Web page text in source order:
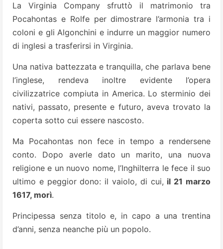
La Virginia Company sfruttò il matrimonio tra
Pocahontas e Rolfe per dimostrare l’armonia tra i
coloni e gli Algonchini e indurre un maggior numero
di inglesi a trasferirsi in Virginia.
Una nativa battezzata e tranquilla, che parlava bene
l’inglese, rendeva inoltre evidente l’opera
civilizzatrice compiuta in America. Lo sterminio dei
nativi, passato, presente e futuro, aveva trovato la
coperta sotto cui essere nascosto.
Ma Pocahontas non fece in tempo a rendersene
conto. Dopo averle dato un marito, una nuova
religione e un nuovo nome, l’Inghilterra le fece il suo
ultimo e peggior dono: il vaiolo, di cui, il 21 marzo
1617, morì.
Principessa senza titolo e, in capo a una trentina
d’anni, senza neanche più un popolo.